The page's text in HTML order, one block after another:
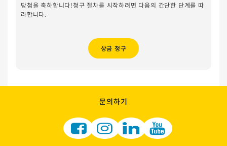
당첨을 축하합니다!청구 절차를 시작하려면 다음의 간단한 단계를 따
라합니다.
상금 청구
문의하기